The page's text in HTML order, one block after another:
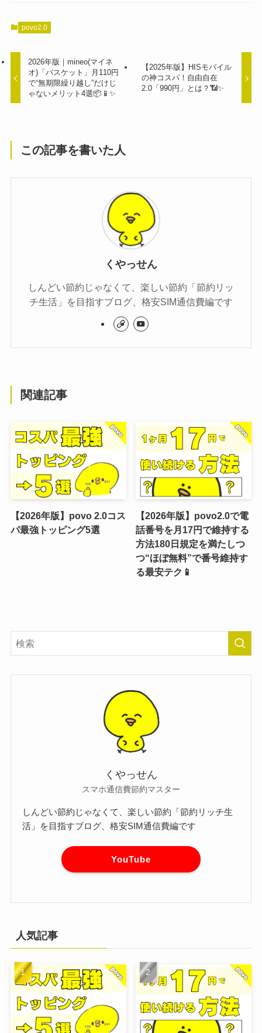
povo2.0
2026年版｜mineo(マイネ
オ)「パスケット」月110円
で“無期限繰り越し”だけじ
ゃないメリット4選📦📱✨
【2025年版】HISモバイル
の神コスパ！自由自在
2.0「990円」とは？📶✨
この記事を書いた人
くやっせん
しんどい節約じゃなくて、楽しい節約「節約リッ
チ生活」を目指すブログ、格安SIM通信費編です
関連記事
【2026年版】povo 2.0コス
パ最強トッピング5選
【2026年版】povo2.0で電
話番号を月17円で維持する
方法180日規定を満たしつ
つ“ほぼ無料”で番号維持す
る最安テク📱
くやっせん
スマホ通信費節約マスター
しんどい節約じゃなくて、楽しい節約「節約リッチ生
活」を目指すブログ、格安SIM通信費編です
YouTube
人気記事